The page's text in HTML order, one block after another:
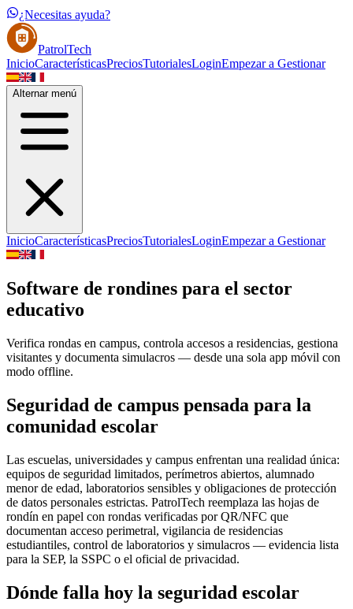
¿Necesitas ayuda?
PatrolTech
InicioCaracterísticasPreciosTutorialesLoginEmpezar a Gestionar
Alternar menú
InicioCaracterísticasPreciosTutorialesLoginEmpezar a Gestionar
Software de rondines para el sector
educativo
Verifica rondas en campus, controla accesos a residencias, gestiona
visitantes y documenta simulacros — desde una sola app móvil con
modo offline.
Seguridad de campus pensada para la
comunidad escolar
Las escuelas, universidades y campus enfrentan una realidad única:
equipos de seguridad limitados, perímetros abiertos, alumnado
menor de edad, laboratorios sensibles y obligaciones de protección
de datos personales estrictas. PatrolTech reemplaza las hojas de
rondín en papel con rondas verificadas por QR/NFC que
documentan acceso perimetral, vigilancia de residencias
estudiantiles, control de laboratorios y simulacros — evidencia lista
para la SEP, la SSPC o el oficial de privacidad.
Dónde falla hoy la seguridad escolar